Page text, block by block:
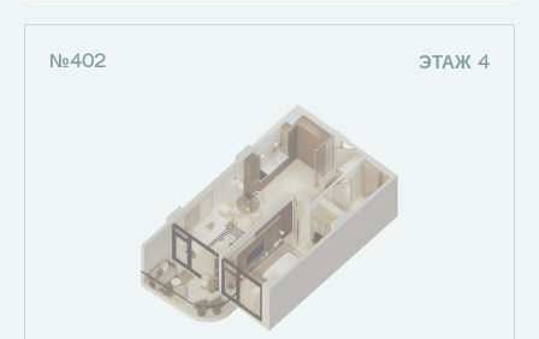
№402 ЭТАЖ 4